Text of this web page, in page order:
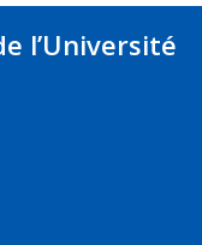
l’Université